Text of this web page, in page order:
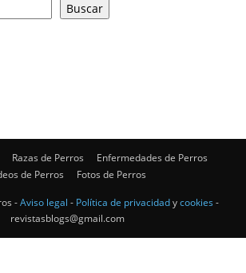
Fotos
Buscar
Razas de Perros
Enfermedades de Perros
de Perros
Fotos de Perros
-Aviso legal - Política de privacidadycookies -
revistasblogs@gmail.com